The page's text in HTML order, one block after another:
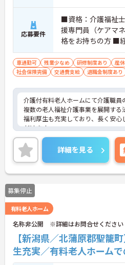
応募要件
■資格：介護福祉
援専門員（ケアマ
格をお持ちの方 ■
車通勤可 残業少なめ 研修制度あり
産
社会保険完備
交通費支給 退職金制度あり
介護付有料老人ホームにて介護職員
複数の老人福祉介護事業を展開する
福利厚生も充実しており、長く安心
だけます。
ご興味ある方には、面接対策ポイン
お話しいたしますのでお気軽にご相
詳細を見る
募集停止
有料老人ホーム
名称非公開 ※詳細はお問合せください
【新潟県／北蒲原郡聖籠
生充実／有料老人ホーム